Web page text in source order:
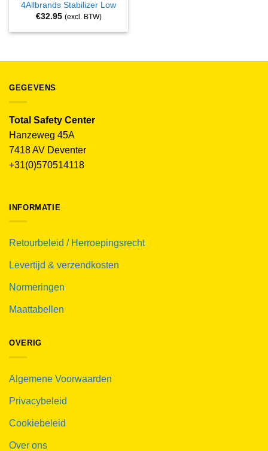
4Allbrands Stabilizer Low
€32.95 (excl. BTW)
GEGEVENS
Total Safety Center
Hanzeweg 45A
7418 AV Deventer
+31(0)570514118
INFORMATIE
Retourbeleid / Herroepingsrecht
Levertijd & verzendkosten
Normeringen
Maattabellen
OVERIG
Algemene Voorwaarden
Privacybeleid
Cookiebeleid
Over ons